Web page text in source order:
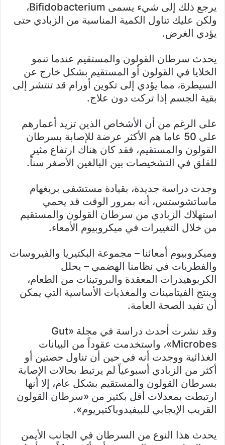
يرجع ذلك إلى شيء يسمى Bifidobacterium،
ولكن عليك تناول الكمية المناسبة من الزبادي حتى
يؤدي الغرض.
يحدث سرطان القولون والمستقيم عندما تنمو
الخلايا في القولون أو المستقيم بشكل خارج عن
السيطرة، مما يؤدي إلى تكوين أورام قد تنتشر إلى
بقية الجسم إذا تركت دون علاج.
على الرغم من أن الأشخاص الذين تزيد أعمارهم
على 50 عاما هم الأكثر عرضة للإصابة بسرطان
القولون والمستقيم، فقد كان هناك ارتفاع مثير
للقلق في التشخيصات بين البالغين الأصغر سناً.
وجدت دراسة جديدة، بقيادة مستشفى بريغهام
ماساتشوستس، أنه بمرور الوقت قد يحمي
استهلاك الزبادي من سرطان القولون والمستقيم
من خلال التغييرات في ميكروبيوم الأمعاء.
وميكروبيوم أمعائنا – مجموعة البكتيريا والفيروسات
والفطريات في نظامنا الهضمي – يحلل
الكربوهيدرات المعقدة والبروتينات من الطعام،
وينتج الفيتامينات والمغذيات الأساسية التي يمكن
أن تفيد الصحة العامة.
وقد نشرت أحدث دراسة في مجلة «Gut
Microbes»، واستخدمت عقوداً من البيانات
الغذائية ووجدت أنه في حين أن تناول حصتين أو
أكثر من الزبادي أسبوعياً لم يرتبط بحالات الإصابة
بسرطان القولون والمستقيم بشكل عام، إلا أنها
ارتبطت بمعدلات أقل بكثير من «سرطان القولون
القريب الإيجابي للبيفيدوباكتيريوم».
يحدث هذا النوع من السرطان في الجانب الأيمن